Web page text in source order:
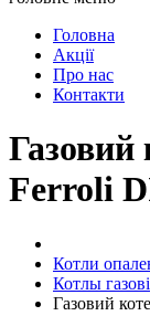
Головна
Акції
Про нас
Контакти
Газовий
Ferroli
Котли
Котлы газові
Газовий